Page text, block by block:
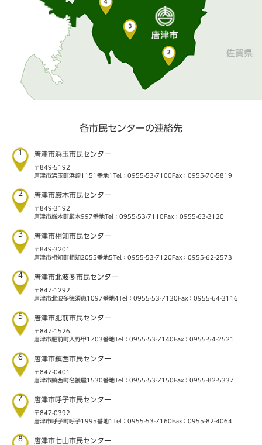
各市民センターの連絡先
1 唐津市浜玉市民センター
〒849-5192
唐津市浜玉町浜崎1151番地1 Tel：0955-53-7100 Fax：0955-70-5819
2 唐津市厳木市民センター
〒849-3192
唐津市厳木町厳木997番地Tel：0955-53-7110 Fax：0955-63-3120
3 唐津市相知市民センター
〒849-3201
唐津市相知町相知2055番地5Tel：0955-53-7120 Fax：0955-62-2573
4 唐津市北波多市民センター
〒847-1292
唐津市北波多徳須恵1097番地4Tel：0955-53-7130 Fax：0955-64-3116
5 唐津市肥前市民センター
〒847-1526
唐津市肥前町入野甲1703番地Tel：0955-53-7140 Fax：0955-54-2521
6 唐津市鎮西市民センター
〒847-0401
唐津市鎮西町名護屋1530番地Tel：0955-53-7150 Fax：0955-82-5337
7 唐津市呼子市民センター
〒847-0392
唐津市呼子町呼子1995番地1 Tel：0955-53-7160 Fax：0955-82-4064
8 唐津市七山市民センター